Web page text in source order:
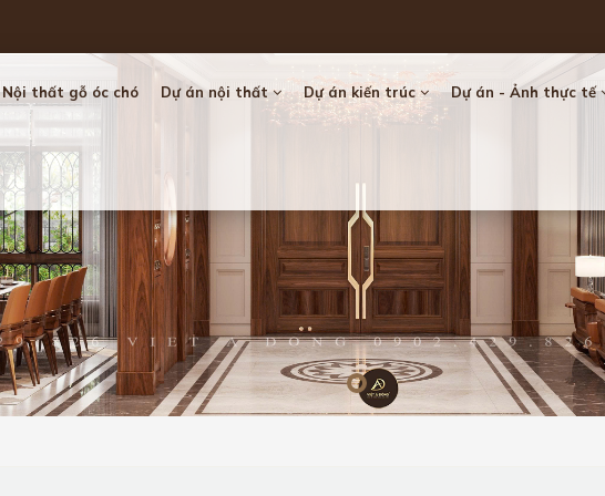
Nội thất gỗ óc chó Dự án nội thất Dự án kiến trúc Dự án - Ảnh thực tế
Loading...